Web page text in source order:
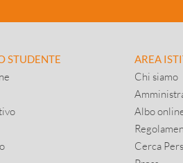
STUDENTE
AREA
Chi siamo
Albo
Cerca